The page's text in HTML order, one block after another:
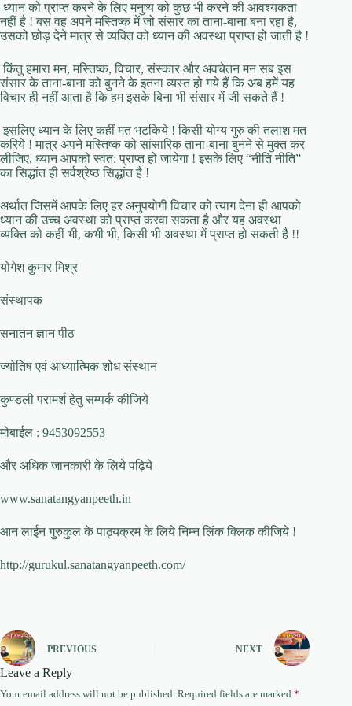
ध्यान को प्राप्त करने के लिए मनुष्य को कुछ भी करने की आवश्यकता
नहीं है ! बस वह अपने मस्तिष्क में जो संसार का ताना-बाना बना रहा है,
उसको छोड़ देने मात्र से व्यक्ति को ध्यान की अवस्था प्राप्त हो जाती है !
किंतु हमारा मन, मस्तिष्क, विचार, संस्कार और अवचेतन मन सब इस
संसार के ताना-बाना को बुनने के इतना व्यस्त हो गये हैं कि अब हमें यह
विचार ही नहीं आता है कि हम इसके बिना भी संसार में जी सकते हैं !
इसलिए ध्यान के लिए कहीं मत भटकिये ! किसी योग्य गुरु की तलाश मत
करिये ! मात्र अपने मस्तिष्क को सांसारिक ताना-बाना बुनने से मुक्त कर
लीजिए, ध्यान आपको स्वत: प्राप्त हो जायेगा ! इसके लिए “नीति नीति”
का सिद्धांत ही सर्वश्रेष्ठ सिद्धांत है !
अर्थात जिसमें आपके लिए हर अनुपयोगी विचार को त्याग देना ही आपको
ध्यान की उच्च अवस्था को प्राप्त करवा सकता है और यह अवस्था
व्यक्ति को कहीं भी, कभी भी, किसी भी अवस्था में प्राप्त हो सकती है !!
योगेश कुमार मिश्र
संस्थापक
सनातन ज्ञान पीठ
ज्योतिष एवं आध्यात्मिक शोध संस्थान
कुण्डली परामर्श हेतु सम्पर्क कीजिये
मोबाईल : 9453092553
और अधिक जानकारी के लिये पढ़िये
www.sanatangyanpeeth.in
आन लाईन गुरुकुल के पाठ्यक्रम के लिये निम्न लिंक क्लिक कीजिये !
http://gurukul.sanatangyanpeeth.com/
PREVIOUS NEXT
Leave a Reply
Your email address will not be published. Required fields are marked *